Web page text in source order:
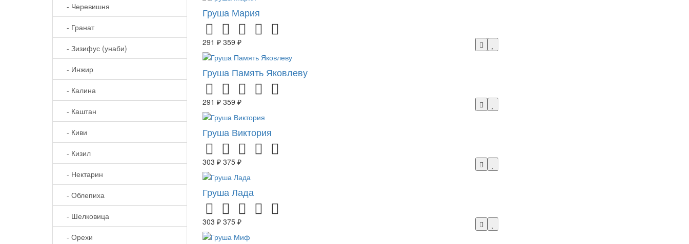
- Черевишня
- Гранат
- Зизифус (унаби)
- Инжир
- Калина
- Каштан
- Киви
- Кизил
- Нектарин
- Облепиха
- Шелковица
- Орехи
Груша Мария
291 ₽ 359 ₽
Груша Память Яковлеву
291 ₽ 359 ₽
Груша Виктория
303 ₽ 375 ₽
Груша Лада
303 ₽ 375 ₽